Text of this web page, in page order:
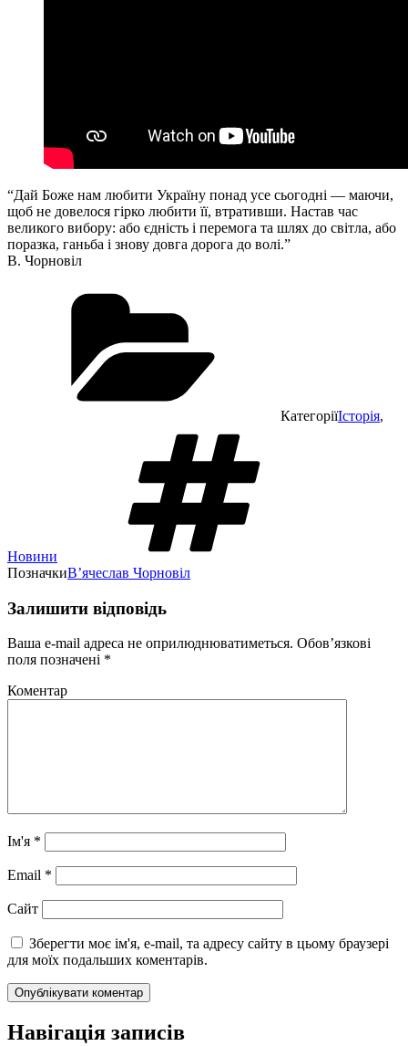
“Дай Боже нам любити Україну понад усе сьогодні — маючи,
щоб не довелося гірко любити її, втративши. Настав час
великого вибору: або єдність і перемога та шлях до світла, або
поразка, ганьба і знову довга дорога до волі.”
В. Чорновіл
КатегоріїІсторія,
Новини
ПозначкиВ’ячеслав Чорновіл
Залишити відповідь
Ваша e-mail адреса не оприлюднюватиметься. Обов’язкові
поля позначені *
Коментар
Ім'я *
Email *
Сайт
Зберегти моє ім'я, e-mail, та адресу сайту в цьому браузері
для моїх подальших коментарів.
Навігація записів